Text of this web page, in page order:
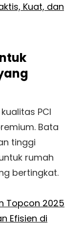
Kuat, dan
PCI
Bata
tinggi
rumah
bertingkat.
Topcon 2025
Efisien di